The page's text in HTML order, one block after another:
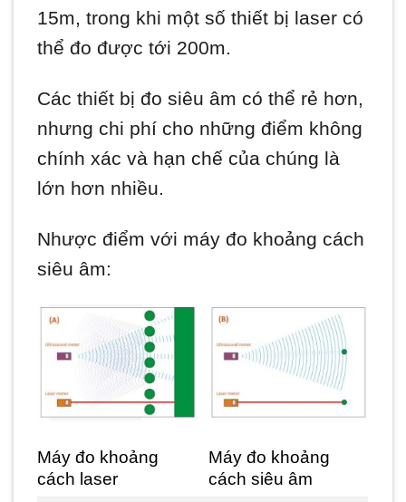
15m, trong khi một số thiết bị laser có
thể đo được tới 200m.
Các thiết bị đo siêu âm có thể rẻ hơn,
nhưng chi phí cho những điểm không
chính xác và hạn chế của chúng là
lớn hơn nhiều.
Nhược điểm với máy đo khoảng cách
siêu âm:
Máy đo khoảng
cách laser
Máy đo khoảng
cách siêu âm